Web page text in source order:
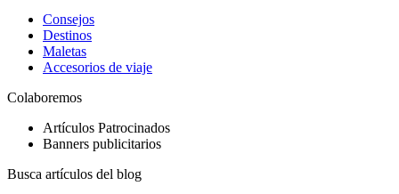
Consejos
Destinos
Maletas
Accesorios de viaje
Colaboremos
Artículos Patrocinados
Banners publicitarios
Busca artículos del blog